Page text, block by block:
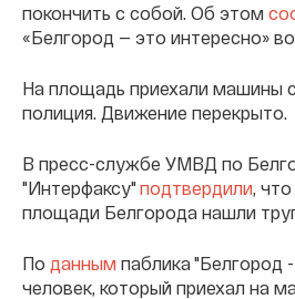
покончить с собой. Об этом
«Белгород — это интересно»
На площадь приехали машины
полиция. Движение перекрыто.
В пресс-службе УМВД по
"Интерфаксу" подтвердили,
площади Белгорода нашли
По данным паблика "Белгород
человек, который приехал на